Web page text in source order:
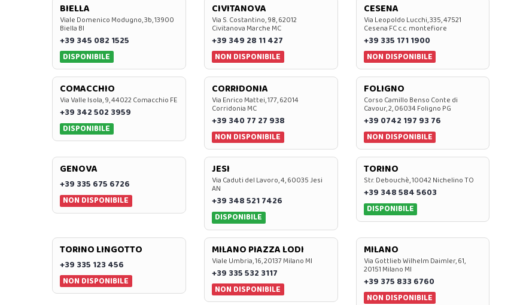
BIELLA
Viale Domenico Modugno, 3b, 13900
Biella BI
+39 345 082 1525
DISPONIBILE
CIVITANOVA
Via S. Costantino, 98, 62012
Civitanova Marche MC
+39 349 28 11 427
NON DISPONIBILE
CESENA
Via Leopoldo Lucchi, 335, 47521
Cesena FC c.c. montefiore
+39 335 171 1900
NON DISPONIBILE
COMACCHIO
Via Valle Isola, 9, 44022 Comacchio FE
+39 342 502 3959
DISPONIBILE
CORRIDONIA
Via Enrico Mattei, 177, 62014
Corridonia MC
+39 340 77 27 938
NON DISPONIBILE
FOLIGNO
Corso Camillo Benso Conte di
Cavour, 2, 06034 Foligno PG
+39 0742 197 93 76
NON DISPONIBILE
GENOVA
+39 335 675 6726
NON DISPONIBILE
JESI
Via Caduti del Lavoro, 4, 60035 Jesi
AN
+39 348 521 7426
DISPONIBILE
TORINO
Str. Debouchè, 10042 Nichelino TO
+39 348 584 5603
DISPONIBILE
TORINO LINGOTTO
+39 335 123 456
NON DISPONIBILE
MILANO PIAZZA LODI
Viale Umbria, 16, 20137 Milano MI
+39 335 532 3117
NON DISPONIBILE
MILANO
Via Gottlieb Wilhelm Daimler, 61,
20151 Milano MI
+39 375 833 6760
NON DISPONIBILE